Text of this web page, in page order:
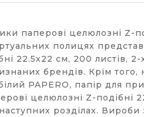
паперові целюлозні Z-
полицях
22.5х22 см, 200 листів, 2-
брендів. Крім
PAPERO, папір для
целюлозні Z-подібні
розділах.